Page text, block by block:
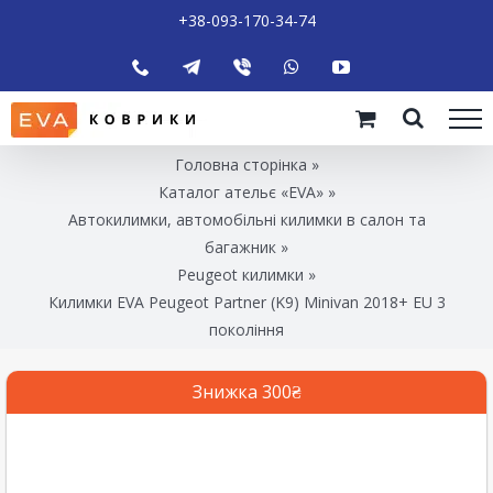
+38-093-170-34-74
Головна сторінка »
Каталог ательє «EVA»»
Автокилимки, автомобільні килимки в салон та
багажник »
Peugeot килимки »
Килимки EVA Peugeot Partner (K9) Minivan 2018+ EU 3
покоління
Знижка 300₴